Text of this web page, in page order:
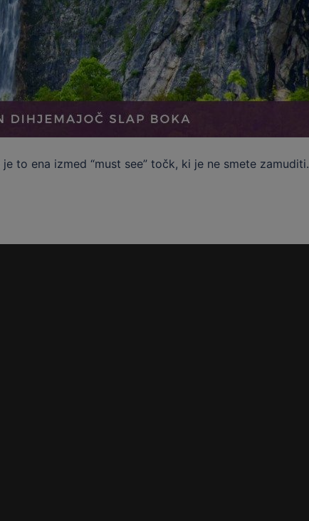
to ena izmed “must see” točk, ki je ne smete zamuditi.